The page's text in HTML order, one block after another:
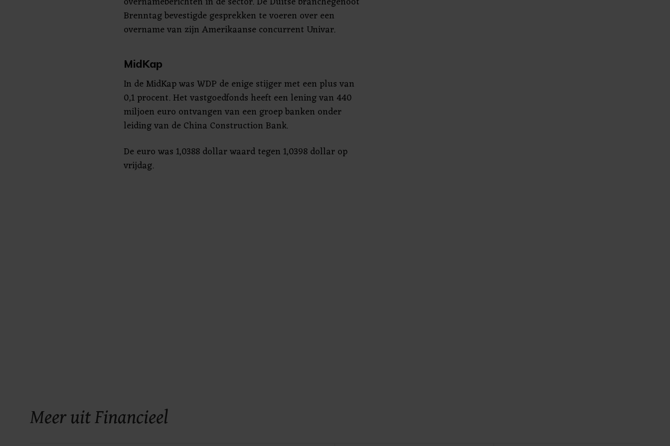
Brenntag bevestigde gesprekken te voeren over een
overname van zijn Amerikaanse concurrent Univar.
MidKap
In de MidKap was WDP de enige stijger met een plus van
0,1 procent. Het vastgoedfonds heeft een lening van 440
miljoen euro ontvangen van een groep banken onder
leiding van de China Construction Bank.
De euro was 1,0388 dollar waard tegen 1,0398 dollar op
vrijdag.
Meer uit Financieel